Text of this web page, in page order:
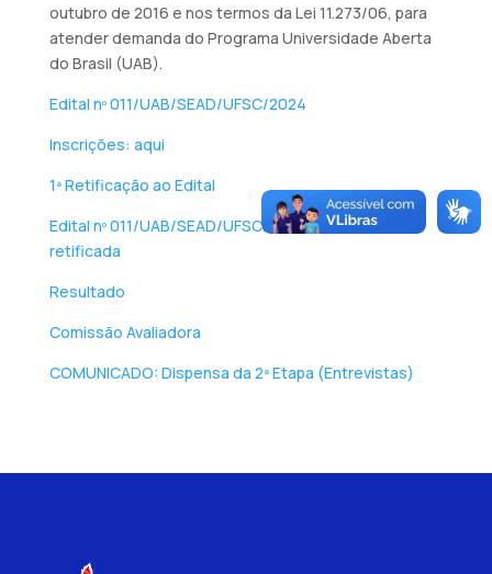
outubro de 2016 e nos termos da Lei 11.273/06, para
atender demanda do Programa Universidade Aberta
do Brasil (UAB).
Edital nº 011/UAB/SEAD/UFSC/2024
Inscrições: aqui
1ª Retificação ao Edital
Edital nº 011/UAB/SEAD/UFSC/2024 – versão
retificada
Resultado
Comissão Avaliadora
COMUNICADO: Dispensa da 2ª Etapa (Entrevistas)